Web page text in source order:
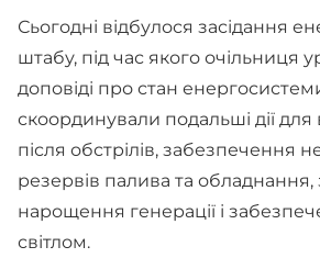
Сьогодні відбулося засідання
штабу, під час якого очільниця
доповіді про стан
скоординували подальші дії для
після обстрілів, забезпечення
резервів палива та обладнання,
нарощення генерації і
світлом.